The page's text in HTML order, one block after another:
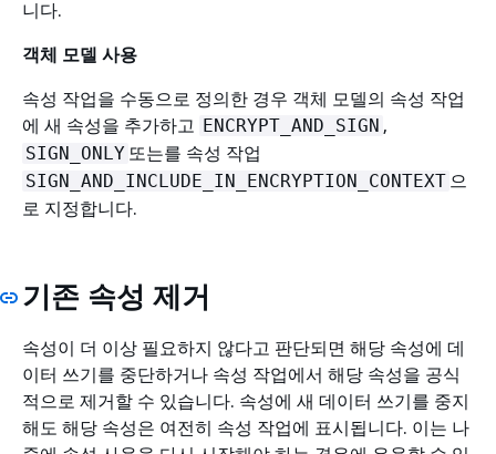
니다.
객체 모델 사용
속성 작업을 수동으로 정의한 경우 객체 모델의 속성 작업
에 새 속성을 추가하고 ENCRYPT_AND_SIGN ,
SIGN_ONLY 또는를 속성 작업
SIGN_AND_INCLUDE_IN_ENCRYPTION_CONTEXT 으
로 지정합니다.
기존 속성 제거
속성이 더 이상 필요하지 않다고 판단되면 해당 속성에 데
이터 쓰기를 중단하거나 속성 작업에서 해당 속성을 공식
적으로 제거할 수 있습니다. 속성에 새 데이터 쓰기를 중지
해도 해당 속성은 여전히 속성 작업에 표시됩니다. 이는 나